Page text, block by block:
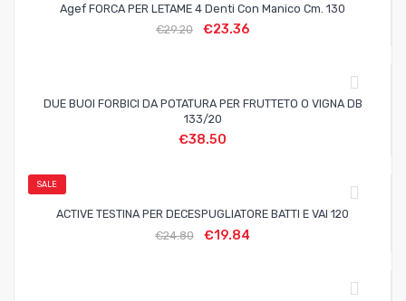
Agef FORCA PER LETAME 4 Denti Con Manico Cm. 130
€29.20 €23.36
DUE BUOI FORBICI DA POTATURA PER FRUTTETO O VIGNA DB
133/20
€38.50
SALE
ACTIVE TESTINA PER DECESPUGLIATORE BATTI E VAI 120
€24.80 €19.84